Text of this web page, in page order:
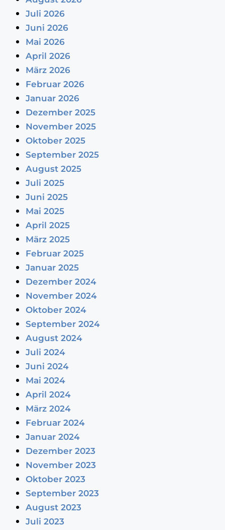
Juli 2026
Juni 2026
Mai 2026
April 2026
März 2026
Februar 2026
Januar 2026
Dezember 2025
November 2025
Oktober 2025
September 2025
August 2025
Juli 2025
Juni 2025
Mai 2025
April 2025
März 2025
Februar 2025
Januar 2025
Dezember 2024
November 2024
Oktober 2024
September 2024
August 2024
Juli 2024
Juni 2024
Mai 2024
April 2024
März 2024
Februar 2024
Januar 2024
Dezember 2023
November 2023
Oktober 2023
September 2023
August 2023
Juli 2023